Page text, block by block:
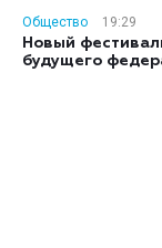
Общество
19:29
Новый
будущего